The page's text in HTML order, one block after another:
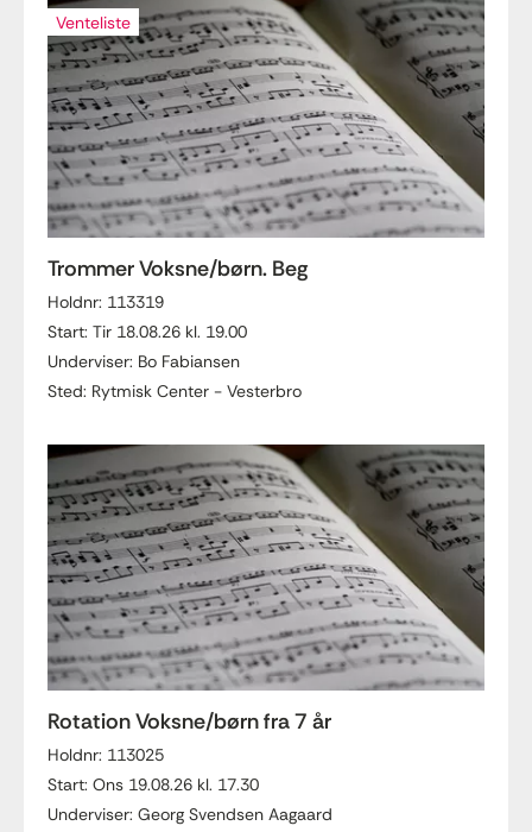
Venteliste
Trommer Voksne/børn. Beg
Holdnr: 113319
Start: Tir 18.08.26 kl. 19.00
Underviser: Bo Fabiansen
Sted: Rytmisk Center - Vesterbro
Rotation Voksne/børn fra 7 år
Holdnr: 113025
Start: Ons 19.08.26 kl. 17.30
Underviser: Georg Svendsen Aagaard